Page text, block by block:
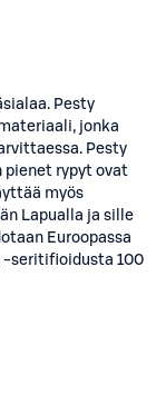
Pesty
jonka
Pesty
pienet rypyt ovat
myös
Lapualla ja sille
Euroopassa
-seritifioidusta 100